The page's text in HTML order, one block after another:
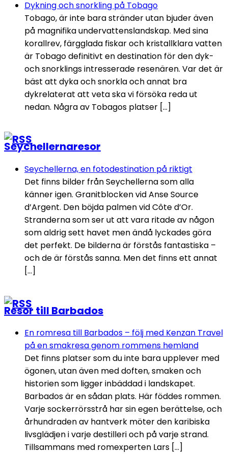
Dykning och snorkling på Tobago
Tobago, är inte bara stränder utan bjuder även
på magnifika undervattenslandskap. Med sina
korallrev, färgglada fiskar och kristallklara vatten
är Tobago definitivt en destination för den dyk-
och snorklings intresserade resenären. Var det är
bäst att dyka och snorkla och annat bra
dykrelaterat att veta ska vi försöka reda ut
nedan. Några av Tobagos platser […]
Seychellernaresor
Seychellerna, en fotodestination på riktigt
Det finns bilder från Seychellerna som alla
känner igen. Granitblocken vid Anse Source
d’Argent. Den böjda palmen vid Côte d’Or.
Stranderna som ser ut att vara ritade av någon
som aldrig sett havet men ändå lyckades göra
det perfekt. De bilderna är förstås fantastiska –
och de är förstås sanna. Men det finns ett annat
[…]
Resor till Barbados
En romresa till Barbados – följ med Kenzan Travel
på en smakresa genom rommens hemland
Det finns platser som du inte bara upplever med
ögonen, utan även med doften, smaken och
historien som ligger inbäddad i landskapet.
Barbados är en sådan plats. Här föddes rommen.
Varje sockerrörsstrå har sin egen berättelse, och
århundraden av hantverk möter den karibiska
livsglädjen i varje destilleri och på varje strand.
Tillsammans med romexperten Lars […]